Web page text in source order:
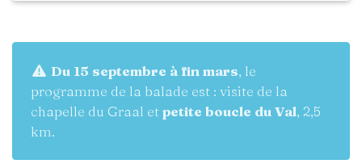
Du 15 septembre à fin mars, le
programme de la balade est : visite de la
chapelle du Graal et petite boucle du Val, 2,5
km.